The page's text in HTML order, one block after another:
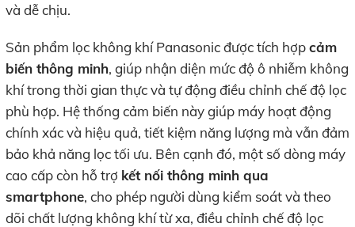
và dễ chịu.
Sản phẩm lọc không khí Panasonic được tích hợpcảm
biến thông minh, giúp nhận diện mức độ ô nhiễm không
khí trong thời gian thực và tự động điều chỉnh chế độ lọc
phù hợp. Hệ thống cảm biến này giúp máy hoạt động
chính xác và hiệu quả, tiết kiệm năng lượng mà vẫn đảm
bảo khả năng lọc tối ưu. Bên cạnh đó, một số dòng máy
cao cấp còn hỗ trợ kết nối thông minh qua
smartphone, cho phép người dùng kiểm soát và theo
dõi chất lượng không khí từ xa, điều chỉnh chế độ lọc